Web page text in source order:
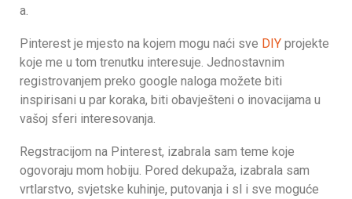
a.
Pinterest je mjesto na kojem mogu naći sve DIY projekte
koje me u tom trenutku interesuje. Jednostavnim
registrovanjem preko google naloga možete biti
inspirisani u par koraka, biti obavješteni o inovacijama u
vašoj sferi interesovanja.
Regstracijom na Pinterest, izabrala sam teme koje
ogovoraju mom hobiju. Pored dekupaža, izabrala sam
vrtlarstvo, svjetske kuhinje, putovanja i sl i sve moguće